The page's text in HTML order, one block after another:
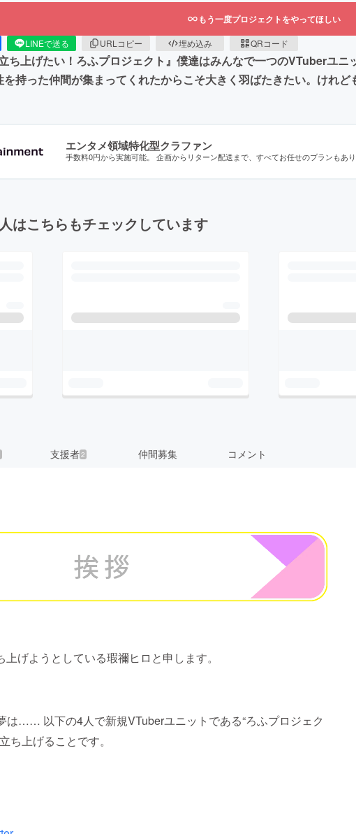
もう一度プロジェクトをやってほしい
LINEで送る URLコピー 埋め込み QRコード
ち上げたい！ろふプロジェクト』僕達はみんなで一つのVTuberユ
持った仲間が集まってくれたからこそ大きく羽ばたきたい。けれど
エンタメ領域特化型クラファン
手数料0円から実施可能。 企画からリターン配送まで、すべてお任せのプランもあり
はこちらもチェックしています
支援者 2 仲間募集 コメント
げようとしている瑕禰ヒロと申します。
は…… 以下の4人で新規VTuberユニットである“ろふプロジェク
ち上げることです。